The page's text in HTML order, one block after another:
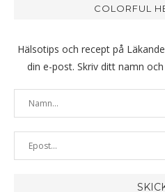
COLORFUL
Hälsotips och recept på
din e-post. Skriv ditt namn